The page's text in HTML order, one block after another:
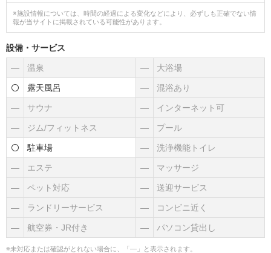
※施設情報については、時間の経過による変化などにより、必ずしも正確でない情
報が当サイトに掲載されている可能性があります。
設備・サービス
― 温泉 ― 大浴場
露天風呂 ― 混浴あり
― サウナ ― インターネット可
― ジム/フィットネス ― プール
駐車場 ― 洗浄機能トイレ
― エステ ― マッサージ
― ペット対応 ― 送迎サービス
― ランドリーサービス ― コンビニ近く
― 航空券・JR付き ― パソコン貸出し
※未対応または確認がとれない場合に、「―」と表示されます。